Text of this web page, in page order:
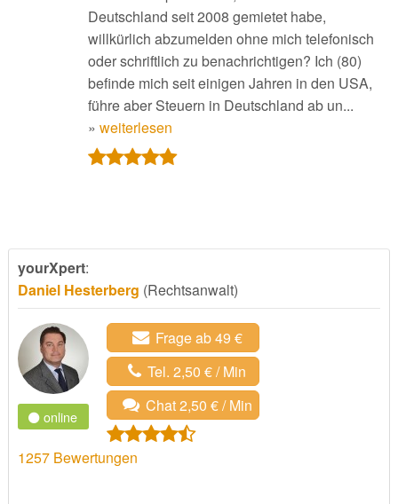
yourXpert:
Daniel Hesterberg (Rechtsanwalt)
online
Frage ab 49 €
Tel. 2,50 € / Min
Chat 2,50 € / Min
1257Bewertungen
Deutschland seit 2008 gemietet habe,
willkürlich abzumelden ohne mich telefonisch
oder schriftlich zu benachrichtigen? Ich (80)
befinde mich seit einigen Jahren in den USA,
führe aber Steuern in Deutschland ab un...
» weiterlesen